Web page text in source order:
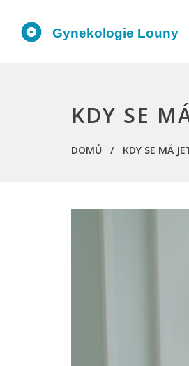
KDY SE
DOMŮ KDY SE MÁ